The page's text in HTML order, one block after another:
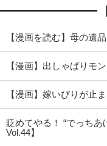
【漫画を読む】母の遺
【漫画】出しゃばりモ
【漫画】嫁いびりが止
貶めてやる！ “でっち
Vol.44】